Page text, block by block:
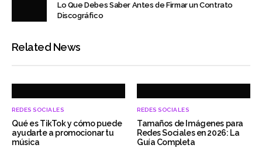
Lo Que Debes Saber Antes de Firmar un Contrato
Discográfico
Related News
REDES SOCIALES
Qué es TikTok y cómo puede
ayudarte a promocionar tu
música
REDES SOCIALES
Tamaños de Imágenes para
Redes Sociales en 2026: La
Guía Completa